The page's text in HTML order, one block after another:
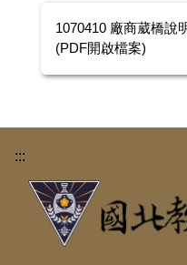
1070410 廠商葳橋說
(PDF開啟檔案)
:::